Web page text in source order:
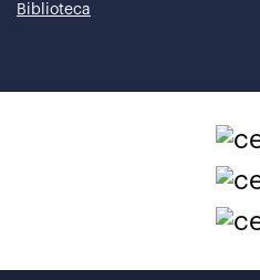
Biblioteca